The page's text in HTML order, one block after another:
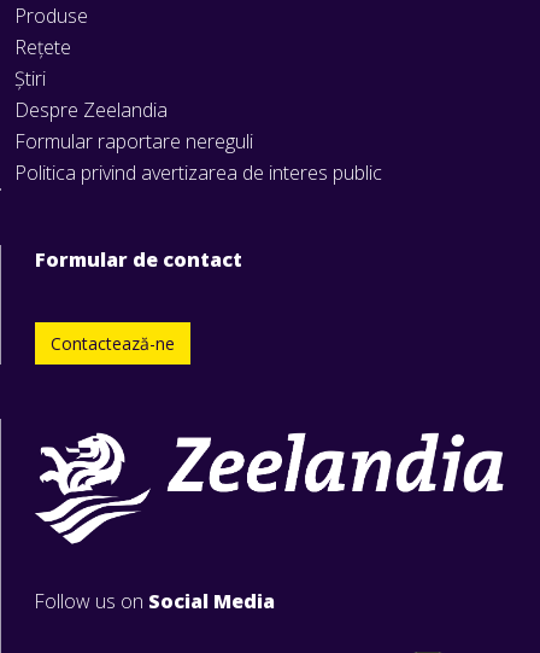
Produse
Rețete
Știri
Despre Zeelandia
Formular raportare nereguli
Politica privind avertizarea de interes public
Formular de contact
Contactează-ne
Follow us on Social Media